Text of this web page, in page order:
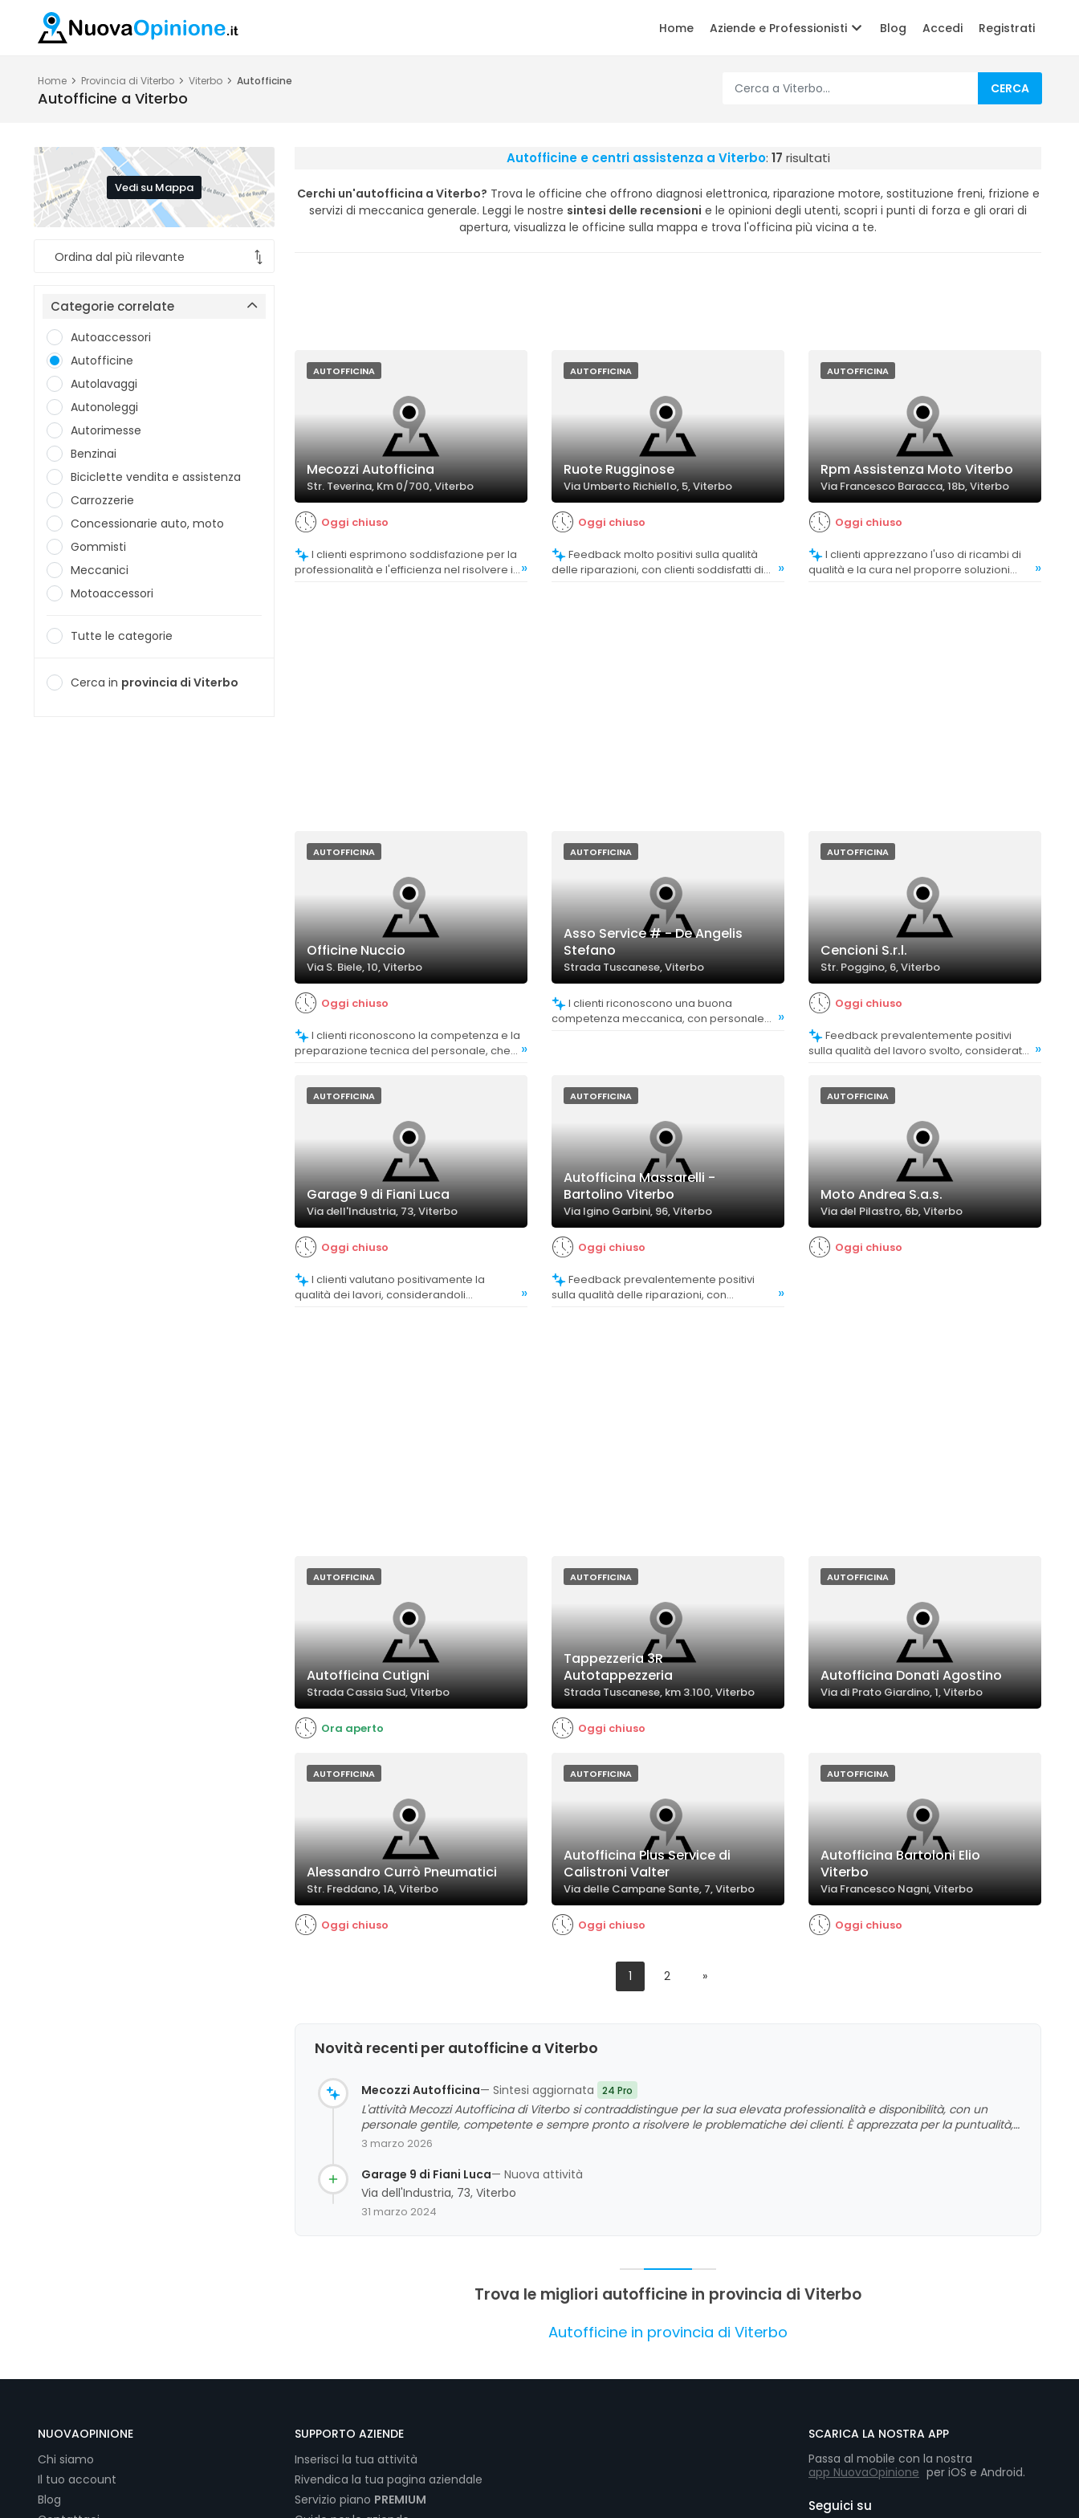
Home Aziende e Professionisti Blog Accedi Registrati
Home Provincia di Viterbo Viterbo Autofficine
Autofficine a Viterbo
CERCA
Vedi su Mappa
Categorie correlate
Autoaccessori
Autofficine
Autolavaggi
Autonoleggi
Autorimesse
Benzinai
Biciclette vendita e assistenza
Carrozzerie
Concessionarie auto, moto
Gommisti
Meccanici
Motoaccessori
Tutte le categorie
Cerca in provincia di Viterbo
Autofficine e centri assistenza a Viterbo: 17 risultati
Cerchi un'autofficina a Viterbo? Trova le officine che offrono diagnosi elettronica, riparazione motore, sostituzione freni, frizione e
servizi di meccanica generale. Leggi le nostre sintesi delle recensioni e le opinioni degli utenti, scopri i punti di forza e gli orari di
apertura, visualizza le officine sulla mappa e trova l'officina più vicina a te.
AUTOFFICINA
Mecozzi Autofficina
Str. Teverina, Km 0/700, Viterbo
Oggi chiuso
professionalità e l'efficienza nel risolvere i
»
AUTOFFICINA
Ruote Rugginose
Via Umberto Richiello, 5, Viterbo
Oggi chiuso
Feedback molto positivi sulla qualità
delle riparazioni, con clienti soddisfatti di
»
AUTOFFICINA
Rpm Assistenza Moto Viterbo
Via Francesco Baracca, 18b, Viterbo
Oggi chiuso
I clienti apprezzano l'uso di ricambi di
qualità e la cura nel proporre soluzioni
»
AUTOFFICINA
Officine Nuccio
Via S. Biele, 10, Viterbo
Oggi chiuso
preparazione tecnica del personale, che
»
AUTOFFICINA
Asso Service # - De Angelis
Stefano
Strada Tuscanese, Viterbo
I clienti riconoscono una buona
competenza meccanica, con personale
»
AUTOFFICINA
Cencioni S.r.l.
Str. Poggino, 6, Viterbo
Oggi chiuso
Feedback prevalentemente positivi
sulla qualità del lavoro svolto, considerata »
AUTOFFICINA
Garage 9 di Fiani Luca
Via dell'Industria, 73, Viterbo
Oggi chiuso
qualità dei lavori, considerandoli
»
AUTOFFICINA
Autofficina Massarelli -
Bartolino Viterbo
Via Igino Garbini, 96, Viterbo
Oggi chiuso
Feedback prevalentemente positivi
sulla qualità delle riparazioni, con
»
AUTOFFICINA
Moto Andrea S.a.s.
Via del Pilastro, 6b, Viterbo
Oggi chiuso
AUTOFFICINA
Autofficina Cutigni
Strada Cassia Sud, Viterbo
Ora aperto
AUTOFFICINA
Tappezzeria 3R
Autotappezzeria
Strada Tuscanese, km 3.100, Viterbo
Oggi chiuso
AUTOFFICINA
Autofficina Donati Agostino
Via di Prato Giardino, 1, Viterbo
AUTOFFICINA
Alessandro Currò Pneumatici
Str. Freddano, 1A, Viterbo
Oggi chiuso
AUTOFFICINA
Autofficina Plus Service di
Calistroni Valter
Via delle Campane Sante, 7, Viterbo
Oggi chiuso
AUTOFFICINA
Autofficina Bartoloni Elio
Viterbo
Via Francesco Nagni, Viterbo
Oggi chiuso
1 2 »
Novità recenti per autofficine a Viterbo
Mecozzi Autofficina— Sintesi aggiornata 24 Pro
L'attività Mecozzi Autofficina di Viterbo si contraddistingue per la sua elevata professionalità e disponibilità, con un
personale gentile, competente e sempre pronto a risolvere le problematiche dei clienti. È apprezzata per la puntualità,
l'efficienza e l'attenzione alle norme di sicurezza, offrendo servizi di revisione e riparazione con un rapporto qualità-
complessivo molto positivo.
3 marzo 2026
Garage 9 di Fiani Luca— Nuova attività
Via dell'Industria, 73, Viterbo
31 marzo 2024
Trova le migliori autofficine in provincia di Viterbo
Autofficine in provincia di Viterbo
NUOVAOPINIONE
Chi siamo
Il tuo account
Blog
SUPPORTO AZIENDE
Inserisci la tua attività
Rivendica la tua pagina aziendale
Servizio piano PREMIUM
SCARICA LA NOSTRA APP
Passa al mobile con la nostra
app NuovaOpinione per iOS e Android.
Seguici su